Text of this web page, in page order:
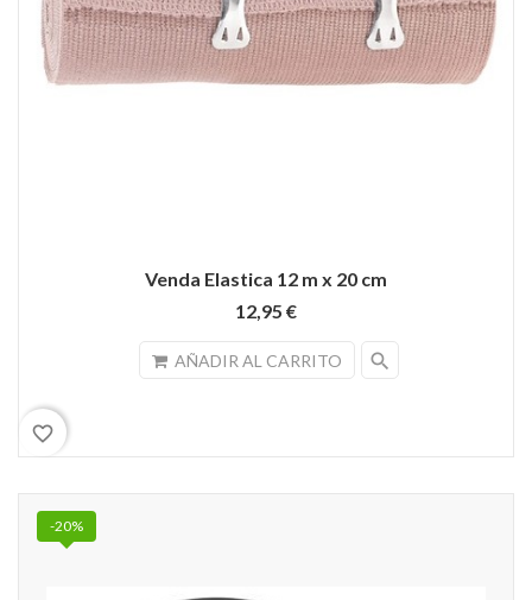
Venda Elastica 12 m x 20 cm
12,95 €
AÑADIR AL CARRITO search
favorite_border
-20%